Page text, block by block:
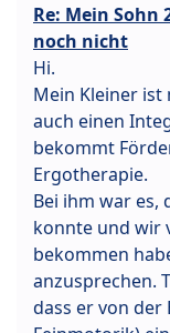
Re: Mein
noch nicht
Hi.
Mein Kleiner ist
auch einen
bekommt
Ergotherapie.
Bei ihm war es,
konnte und wir
bekommen
anzusprechen.
dass er von der